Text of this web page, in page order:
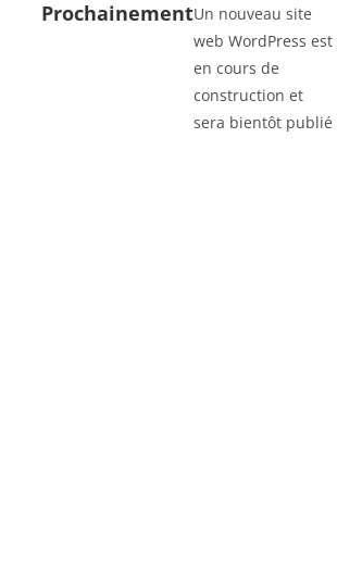
ProchainementUn nouveau site
web WordPress est
en cours de
construction et
sera bientôt publié